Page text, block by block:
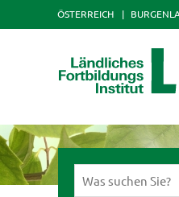
ÖSTERREICH